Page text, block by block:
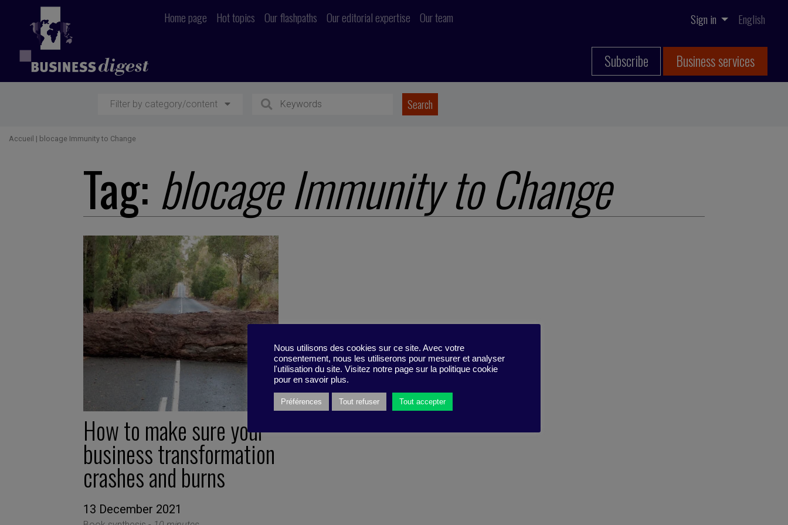
Home page Hot topics Our flashpaths Our editorial expertise Our team Sign in English
Subscribe Business services
Filter by category/content
Accueil | blocage Immunity to Change
Tag: blocage Immunity to Change
How to make sure your
business transformation
crashes and burns
13 December 2021
Nous utilisons des cookies sur ce site. Avec votre
consentement, nous les utiliserons pour mesurer et analyser
l'utilisation du site. Visitez notre page sur la politique cookie
pour en savoir plus.
Préférences Tout refuser Tout accepter